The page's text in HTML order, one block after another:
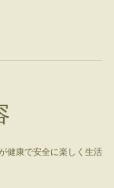
健康で安全に楽しく生活